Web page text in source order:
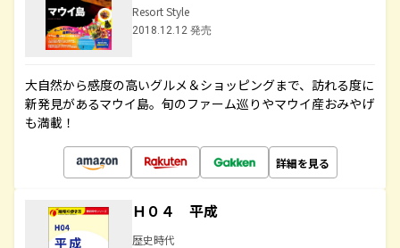
Resort Style
2018.12.12 発売
大自然から感度の高いグルメ＆ショッピングまで、訪れる度に
新発見があるマウイ島。旬のファーム巡りやマウイ産おみやげ
も満載！
詳細を見る
Ｈ０４ 平成
歴史時代